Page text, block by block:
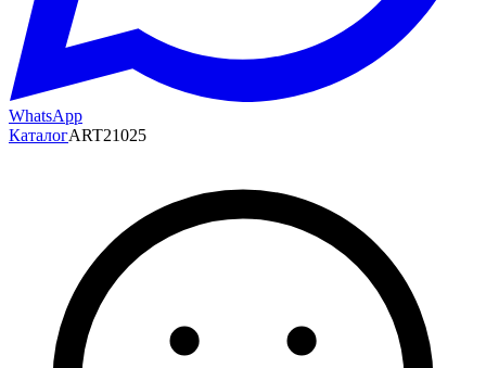
WhatsApp
КаталогART21025